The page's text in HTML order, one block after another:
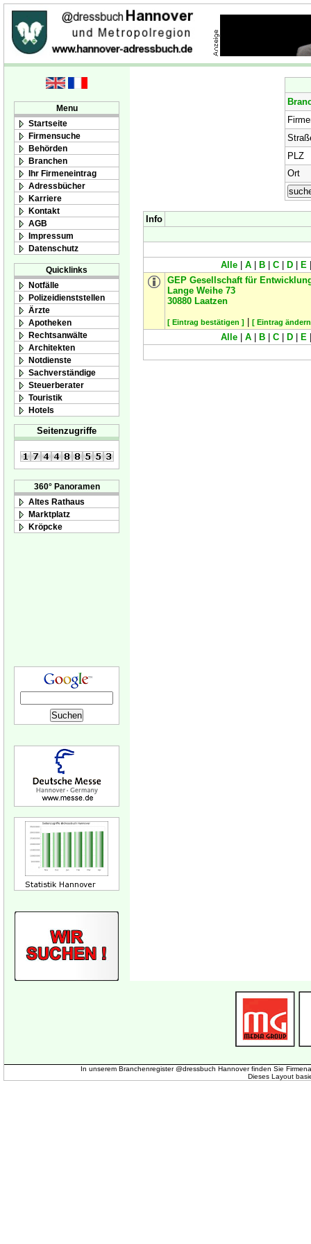
Menu
Startseite
Firmensuche
Behörden
Branchen
Ihr Firmeneintrag
Adressbücher
Karriere
Kontakt
AGB
Impressum
Datenschutz
Quicklinks
Notfälle
Polizeidienststellen
Ärzte
Apotheken
Rechtsanwälte
Architekten
Notdienste
Sachverständige
Steuerberater
Touristik
Hotels
Seitenzugriffe
360° Panoramen
Altes Rathaus
Marktplatz
Kröpcke
PLZ
Ort
Info
Alle A B C D E
GEP Gesellschaft für
Lange Weihe 73
30880 Laatzen
[ Eintrag bestätigen ] [ Eintrag
Alle A B C D E
In unserem Branchenregister @dressbuch Hannover finden Sie
Dieses Layout